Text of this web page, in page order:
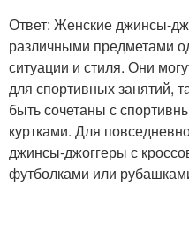
Ответ: Женские джинсы-
различными предметами
ситуации и стиля. Они
для спортивных занятий,
быть сочетаны с
куртками. Для
джинсы-джоггеры с
футболками или